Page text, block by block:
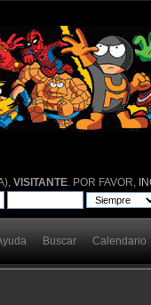
VISITANTE . POR FAVOR,
Buscar Calendario